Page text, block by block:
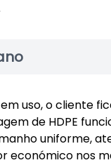
uso, o cliente
de HDPE
uniforme,
económico nos